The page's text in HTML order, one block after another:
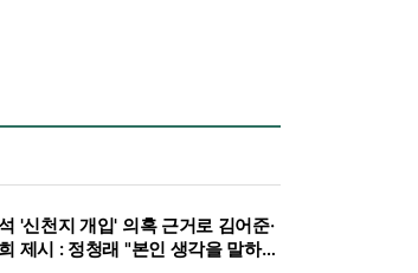
'신천지 개입' 의혹 근거로 김어준·
제시 : 정청래 "본인 생각을 말하